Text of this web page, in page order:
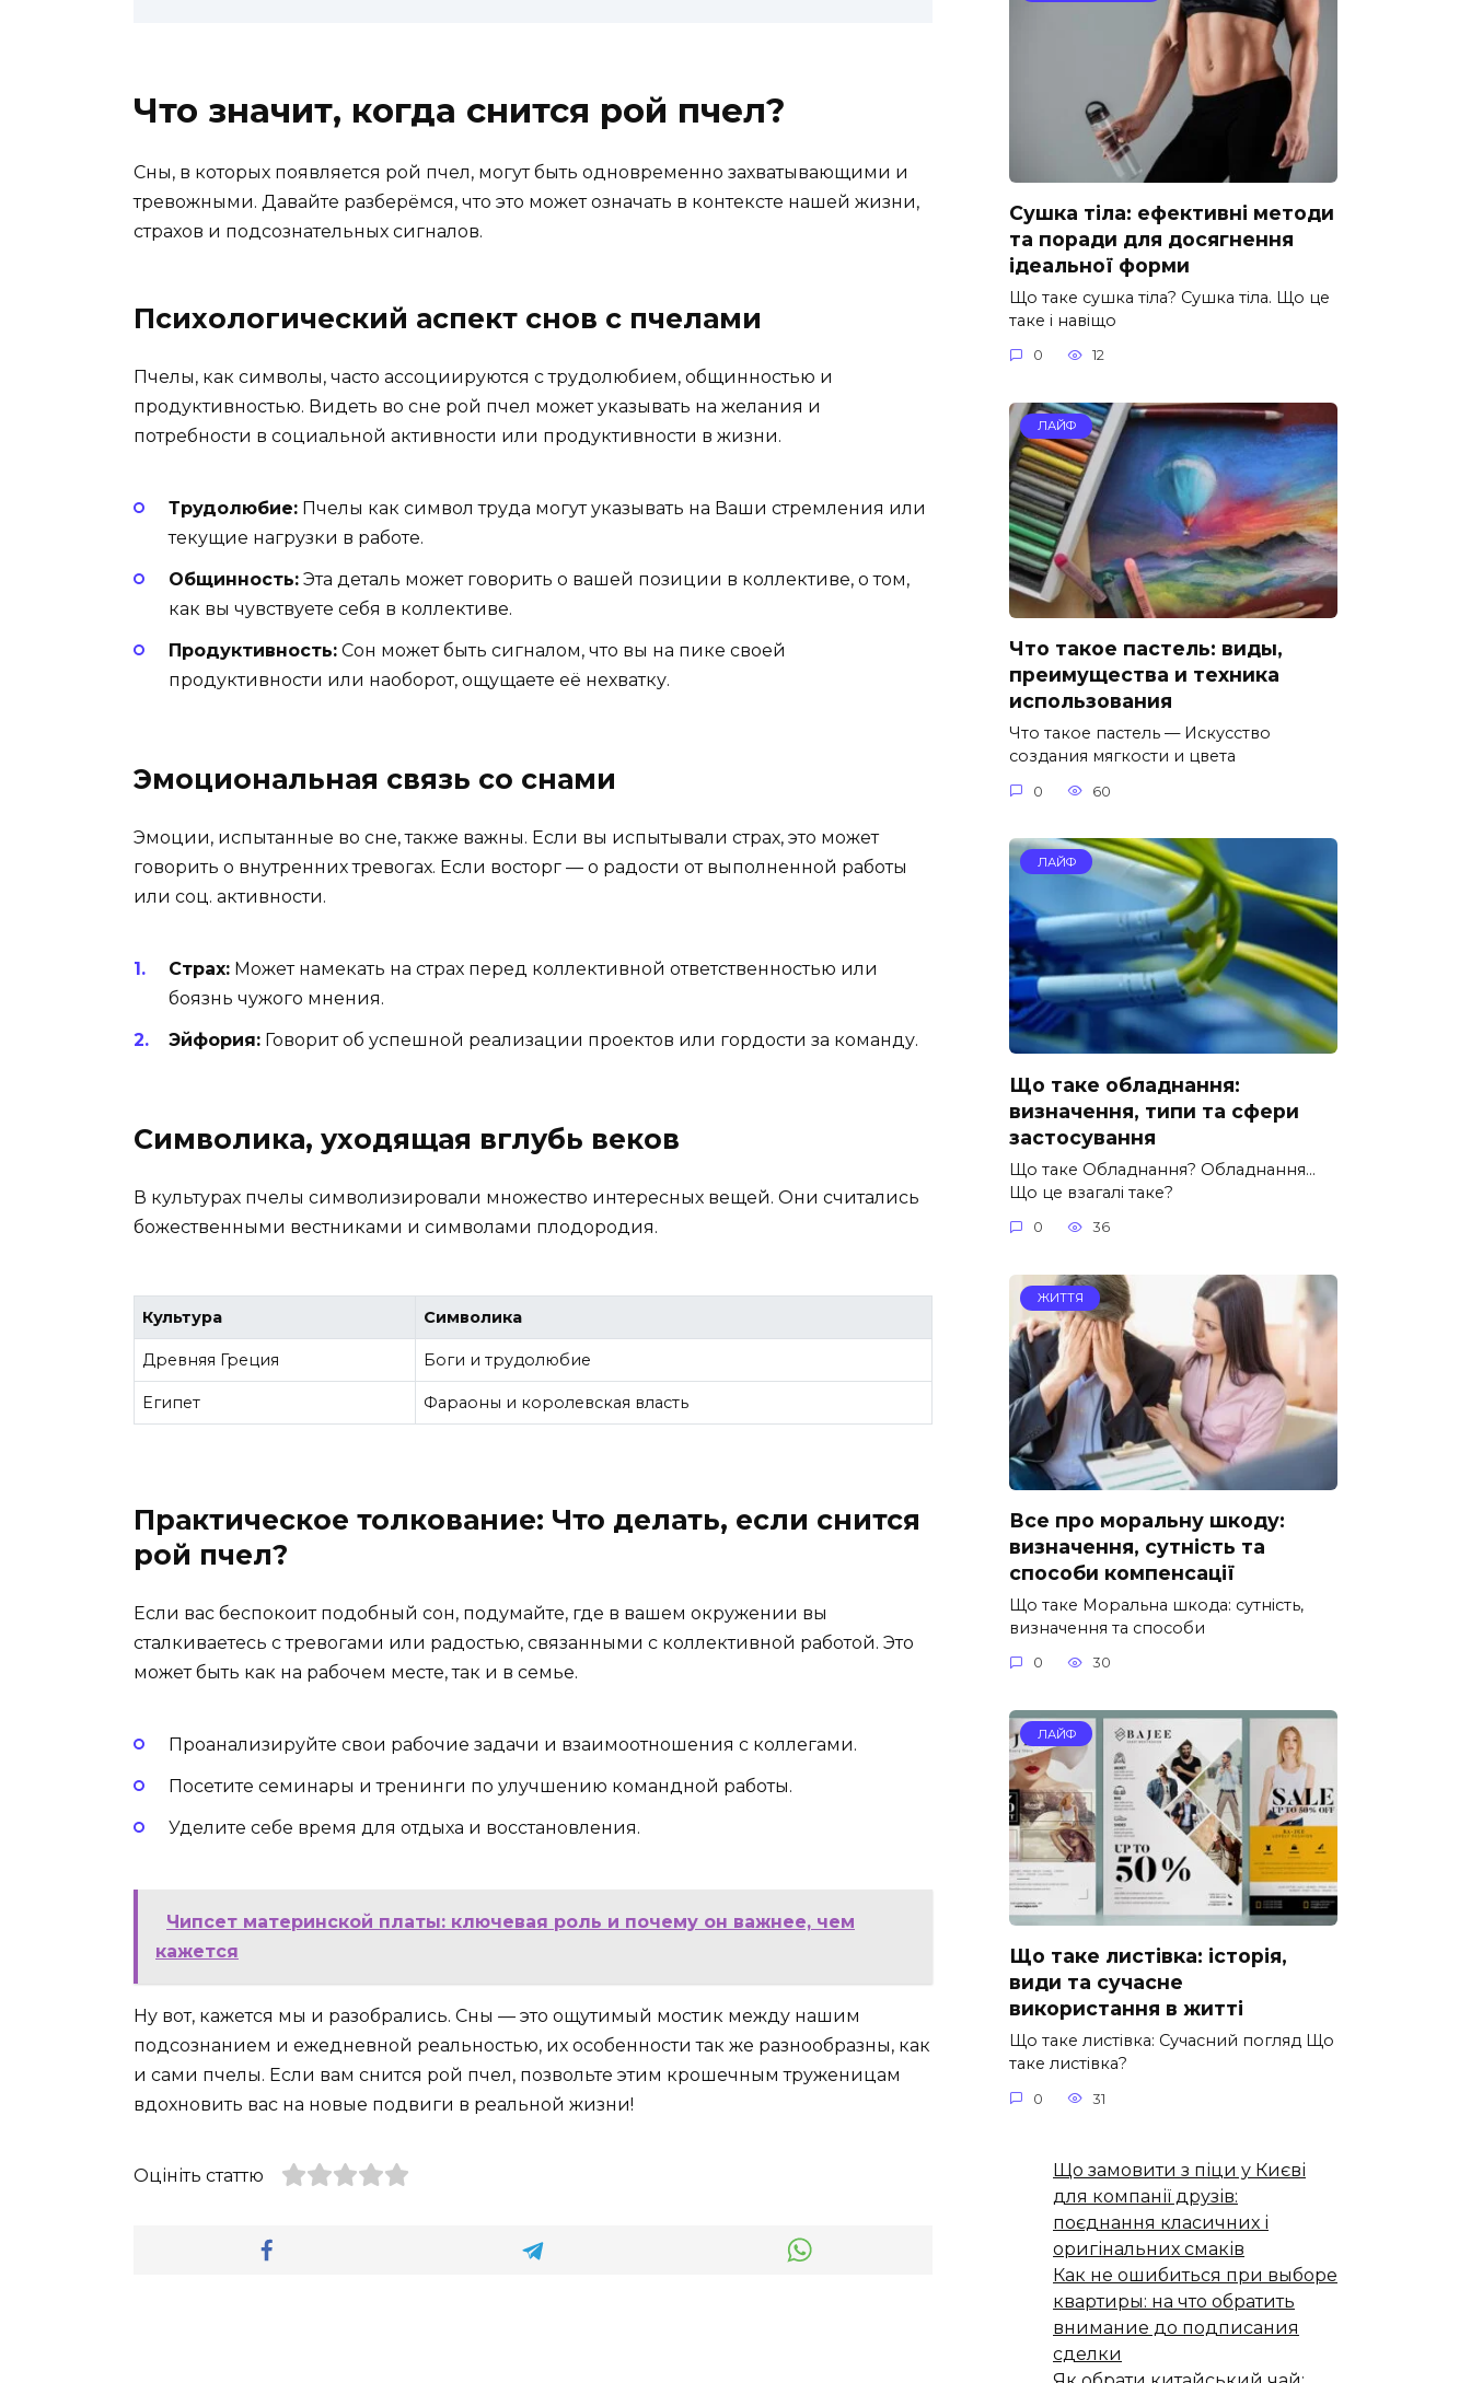
Что значит, когда снится рой пчел?
Сны, в которых появляется рой пчел, могут быть одновременно захватывающими и
тревожными. Давайте разберёмся, что это может означать в контексте нашей жизни,
страхов и подсознательных сигналов.
Психологический аспект снов с пчелами
Пчелы, как символы, часто ассоциируются с трудолюбием, общинностью и
продуктивностью. Видеть во сне рой пчел может указывать на желания и
потребности в социальной активности или продуктивности в жизни.
Трудолюбие: Пчелы как символ труда могут указывать на Ваши стремления или
текущие нагрузки в работе.
Общинность: Эта деталь может говорить о вашей позиции в коллективе, о том,
как вы чувствуете себя в коллективе.
Продуктивность: Сон может быть сигналом, что вы на пике своей
продуктивности или наоборот, ощущаете её нехватку.
Эмоциональная связь со снами
Эмоции, испытанные во сне, также важны. Если вы испытывали страх, это может
говорить о внутренних тревогах. Если восторг — о радости от выполненной работы
или соц. активности.
Страх: Может намекать на страх перед коллективной ответственностью или
боязнь чужого мнения.
Эйфория: Говорит об успешной реализации проектов или гордости за команду.
Символика, уходящая вглубь веков
В культурах пчелы символизировали множество интересных вещей. Они считались
божественными вестниками и символами плодородия.
Культура Символика
Древняя Греция Боги и трудолюбие
Египет Фараоны и королевская власть
Практическое толкование: Что делать, если снится
рой пчел?
Если вас беспокоит подобный сон, подумайте, где в вашем окружении вы
сталкиваетесь с тревогами или радостью, связанными с коллективной работой. Это
может быть как на рабочем месте, так и в семье.
Проанализируйте свои рабочие задачи и взаимоотношения с коллегами.
Посетите семинары и тренинги по улучшению командной работы.
Уделите себе время для отдыха и восстановления.
Чипсет материнской платы: ключевая роль и почему он важнее, чем
кажется
Ну вот, кажется мы и разобрались. Сны — это ощутимый мостик между нашим
подсознанием и ежедневной реальностью, их особенности так же разнообразны, как
и сами пчелы. Если вам снится рой пчел, позвольте этим крошечным труженицам
вдохновить вас на новые подвиги в реальной жизни!
Оцініть статтю
Сушка тіла: ефективні методи
та поради для досягнення
ідеальної форми
Що таке сушка тіла? Сушка тіла. Що це
таке і навіщо
0 12
ЛАЙФ
Что такое пастель: виды,
преимущества и техника
использования
Что такое пастель — Искусство
создания мягкости и цвета
0 60
ЛАЙФ
Що таке обладнання:
визначення, типи та сфери
застосування
Що таке Обладнання? Обладнання…
Що це взагалі таке?
0 36
ЖИТТЯ
Все про моральну шкоду:
визначення, сутність та
способи компенсації
Що таке Моральна шкода: сутність,
визначення та способи
0 30
ЛАЙФ
Що таке листівка: історія,
види та сучасне
використання в житті
Що таке листівка: Сучасний погляд Що
таке листівка?
0 31
Що замовити з піци у Києві
для компанії друзів:
поєднання класичних і
оригінальних смаків
Как не ошибиться при выборе
квартиры: на что обратить
внимание до подписания
сделки